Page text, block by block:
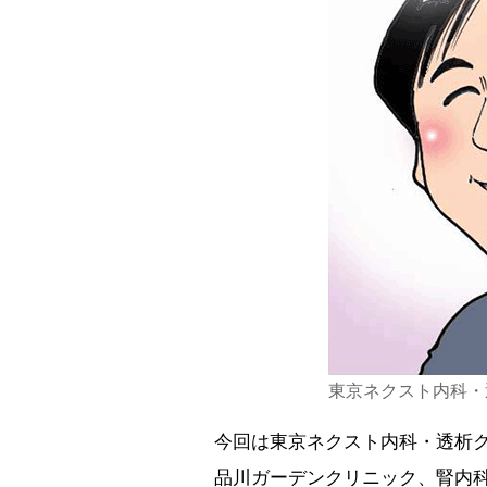
東京ネクスト内科
今回は東京ネクスト内科・透析
品川ガーデンクリニック、腎内